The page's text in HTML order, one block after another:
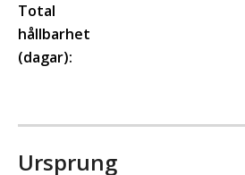
Total
hållbarhet
(dagar):
Ursprung